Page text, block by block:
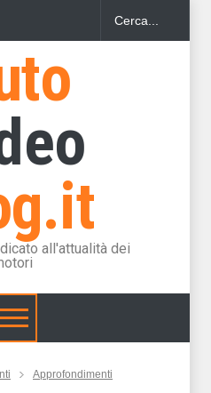
all'attualità dei
Approfondimenti